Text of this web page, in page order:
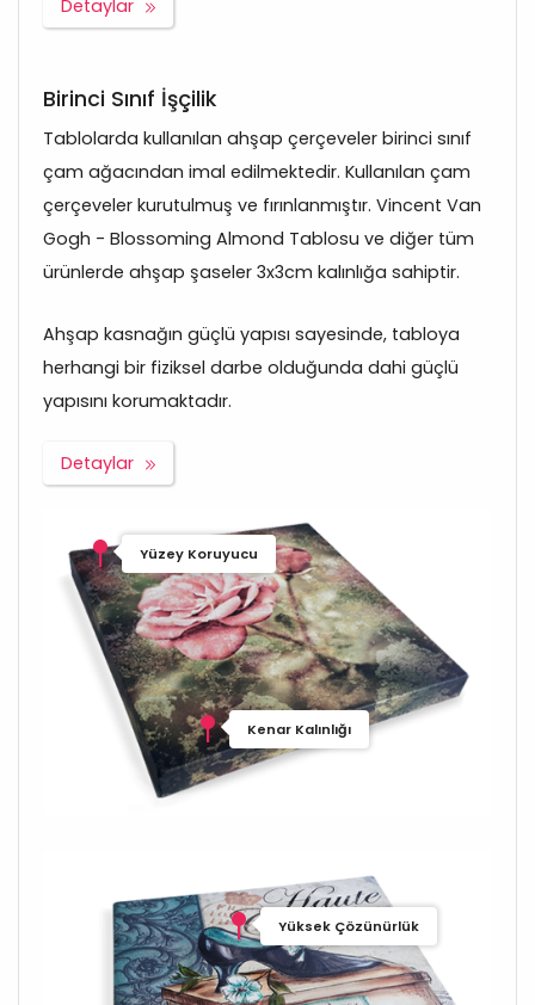
Detaylar
Birinci Sınıf İşçilik
Tablolarda kullanılan ahşap çerçeveler birinci sınıf
çam ağacından imal edilmektedir. Kullanılan çam
çerçeveler kurutulmuş ve fırınlanmıştır. Vincent Van
Gogh - Blossoming Almond Tablosu ve diğer tüm
ürünlerde ahşap şaseler 3x3cm kalınlığa sahiptir.
Ahşap kasnağın güçlü yapısı sayesinde, tabloya
herhangi bir fiziksel darbe olduğunda dahi güçlü
yapısını korumaktadır.
Detaylar
Yüzey Koruyucu
Kenar Kalınlığı
Yüksek Çözünürlük